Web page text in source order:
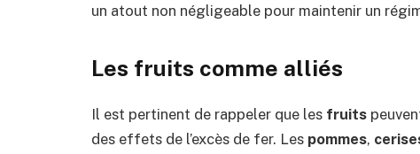
un atout non négligeable pour maintenir un
Les fruits comme alliés
Il est pertinent de rappeler que les fruits
des effets de l’excès de fer. Les pommes,